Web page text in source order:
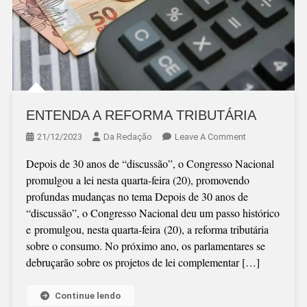
ENTENDA A REFORMA TRIBUTÁRIA
21/12/2023 Da Redação Leave A CommentOn
A
REFORMA
TRIBUTÁRIA
Depois de 30 anos de “discussão”, o Congresso Nacional
promulgou a lei nesta quarta-feira (20), promovendo
profundas mudanças no tema Depois de 30 anos de
“discussão”, o Congresso Nacional deu um passo histórico
e promulgou, nesta quarta-feira (20), a reforma tributária
sobre o consumo. No próximo ano, os parlamentares se
debruçarão sobre os projetos de lei complementar […]
Continue lendo